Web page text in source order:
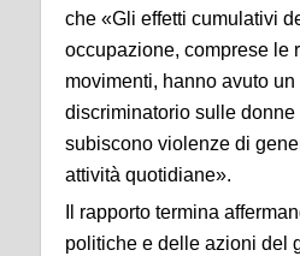
che «Gli effetti cumulativi
occupazione, comprese le
movimenti, hanno avuto
discriminatorio sulle
subiscono violenze di
attività quotidiane».
Il rapporto termina
politiche e delle azioni del